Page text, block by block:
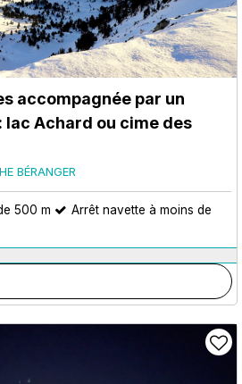
accompagnée par un
lac Achard ou cime des
BÉRANGER
500 m
Arrêt navette à moins de